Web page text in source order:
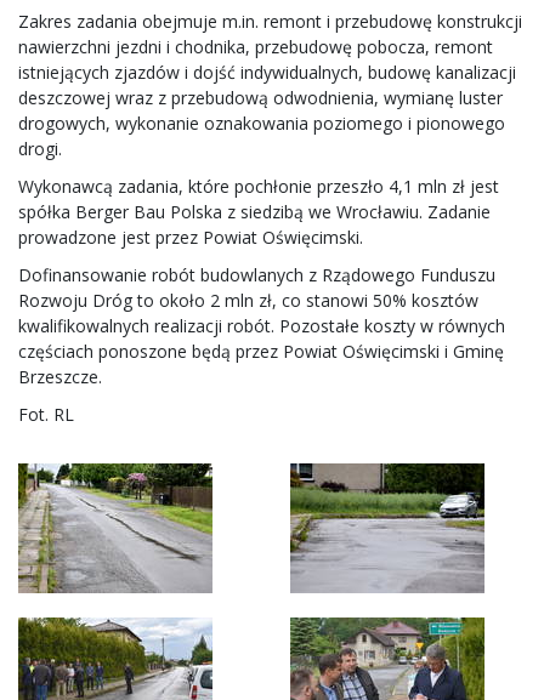
Zakres zadania obejmuje m.in. remont i przebudowę konstrukcji
nawierzchni jezdni i chodnika, przebudowę pobocza, remont
istniejących zjazdów i dojść indywidualnych, budowę kanalizacji
deszczowej wraz z przebudową odwodnienia, wymianę luster
drogowych, wykonanie oznakowania poziomego i pionowego
drogi.
Wykonawcą zadania, które pochłonie przeszło 4,1 mln zł jest
spółka Berger Bau Polska z siedzibą we Wrocławiu. Zadanie
prowadzone jest przez Powiat Oświęcimski.
Dofinansowanie robót budowlanych z Rządowego Funduszu
Rozwoju Dróg to około 2 mln zł, co stanowi 50% kosztów
kwalifikowalnych realizacji robót. Pozostałe koszty w równych
częściach ponoszone będą przez Powiat Oświęcimski i Gminę
Brzeszcze.
Fot. RL